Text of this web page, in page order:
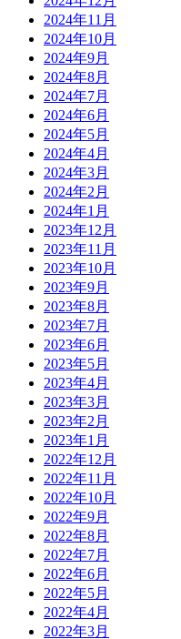
2024年11月
2024年10月
2024年9月
2024年8月
2024年7月
2024年6月
2024年5月
2024年4月
2024年3月
2024年2月
2024年1月
2023年12月
2023年11月
2023年10月
2023年9月
2023年8月
2023年7月
2023年6月
2023年5月
2023年4月
2023年3月
2023年2月
2023年1月
2022年12月
2022年11月
2022年10月
2022年9月
2022年8月
2022年7月
2022年6月
2022年5月
2022年4月
2022年3月